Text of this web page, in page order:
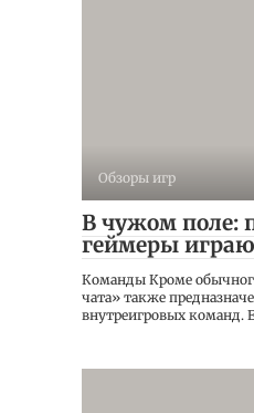
Обзоры игр
В чужом поле:
геймеры
Команды Кроме
чата» также
внутреигровых команд.